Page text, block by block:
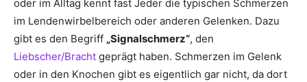
oder im Alltag kennt fast Jeder die typischen Schmerzen
im Lendenwirbelbereich oder anderen Gelenken. Dazu
gibt es den Begriff „Signalschmerz“, den
Liebscher/Bracht geprägt haben. Schmerzen im Gelenk
oder in den Knochen gibt es eigentlich gar nicht, da dort